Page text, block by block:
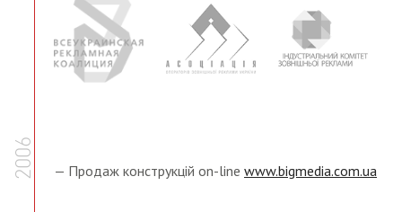
2006 — Продаж конструкцій on-line www.bigmedia.com.ua